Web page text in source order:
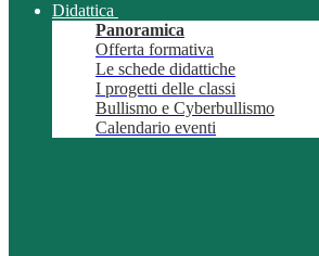
Didattica
Panoramica
Offerta formativa
Le schede didattiche
I progetti delle classi
Bullismo e Cyberbullismo
Calendario eventi